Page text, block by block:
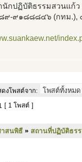
นักปฏิบัติธรรมสวนแก้ว
๙-๙๑๘๘๘๔๖ (กทม.),
ดงโพสต์จาก:
[ 1 โพสต์ ]
สนพิธี » สถานที่ปฏิบัติธร